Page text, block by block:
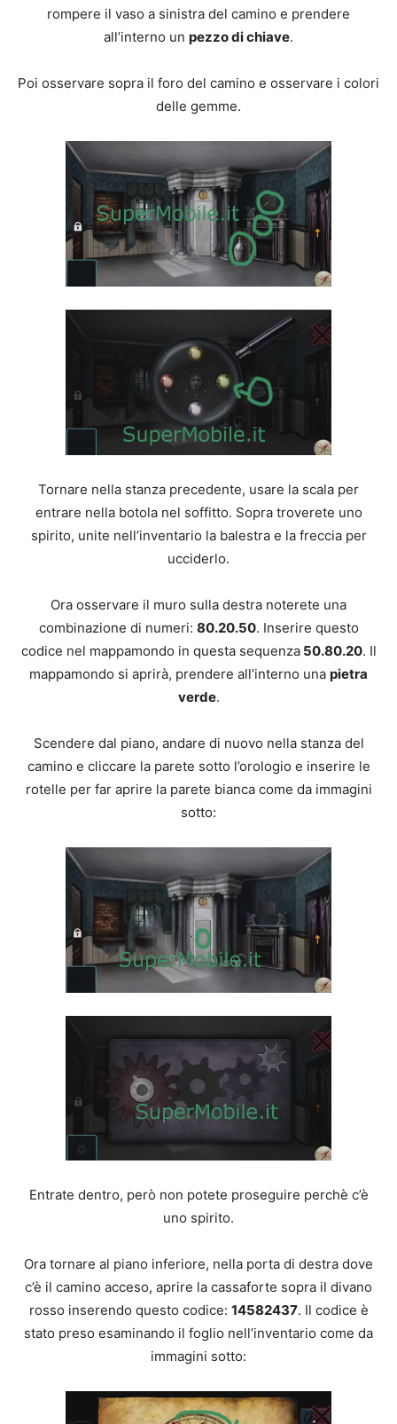
rompere il vaso a sinistra del camino e prendere
all’interno un pezzo di chiave.
Poi osservare sopra il foro del camino e osservare i colori
delle gemme.
Tornare nella stanza precedente, usare la scala per
entrare nella botola nel soffitto. Sopra troverete uno
spirito, unite nell’inventario la balestra e la freccia per
ucciderlo.
Ora osservare il muro sulla destra noterete una
combinazione di numeri: 80.20.50. Inserire questo
codice nel mappamondo in questa sequenza50.80.20. Il
mappamondo si aprirà, prendere all’interno una pietra
verde.
Scendere dal piano, andare di nuovo nella stanza del
camino e cliccare la parete sotto l’orologio e inserire le
rotelle per far aprire la parete bianca come da immagini
sotto:
Entrate dentro, però non potete proseguire perchè c’è
uno spirito.
Ora tornare al piano inferiore, nella porta di destra dove
c’è il camino acceso, aprire la cassaforte sopra il divano
rosso inserendo questo codice: 14582437. Il codice è
stato preso esaminando il foglio nell’inventario come da
immagini sotto: